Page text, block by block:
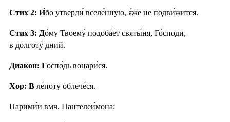
Стих 2: И́бо утверди́ вселе́нную, я́же не подви́жится.
Стих 3: До́му Твоему́ подоба́ет святы́ня, Го́споди,
в долготу́ дний.
Диакон: Госпо́дь воцари́ся.
Хор: В ле́поту облече́ся.
Парими́и вмч. Пантелеи́мона: